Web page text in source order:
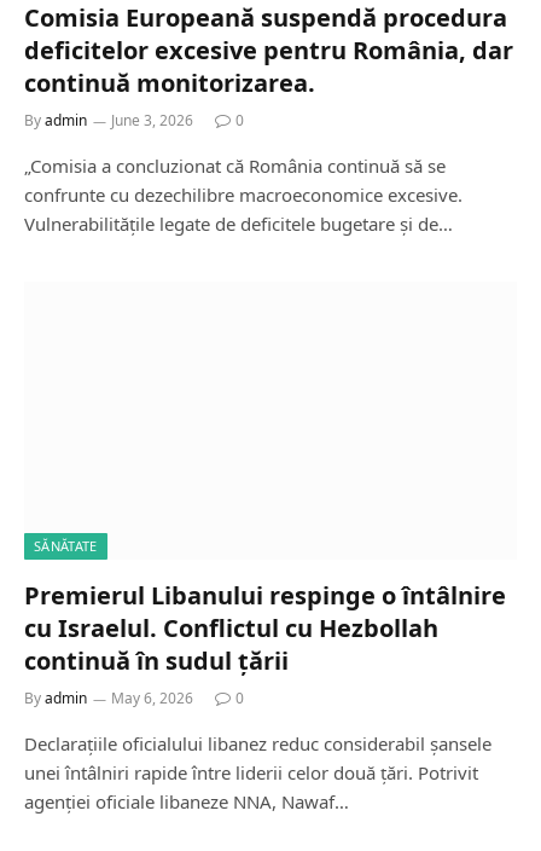
Comisia Europeană suspendă procedura
deficitelor excesive pentru România, dar
continuă monitorizarea.
Byadmin June 3, 2026 0
„Comisia a concluzionat că România continuă să se
confrunte cu dezechilibre macroeconomice excesive.
Vulnerabilitățile legate de deficitele bugetare și de…
SĂNĂTATE
Premierul Libanului respinge o întâlnire
cu Israelul. Conflictul cu Hezbollah
continuă în sudul țării
Byadmin May 6, 2026 0
Declarațiile oficialului libanez reduc considerabil șansele
unei întâlniri rapide între liderii celor două țări. Potrivit
agenției oficiale libaneze NNA, Nawaf…